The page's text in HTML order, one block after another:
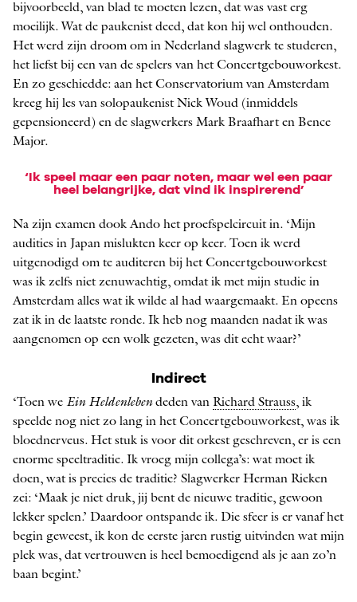
bijvoorbeeld, van blad te moeten lezen, dat was vast erg
moeilijk. Wat de paukenist deed, dat kon hij wel onthouden.
Het werd zijn droom om in Nederland slagwerk te studeren,
het liefst bij een van de spelers van het Concertgebouworkest.
En zo geschiedde: aan het Conservatorium van Amsterdam
kreeg hij les van solopaukenist Nick Woud (inmiddels
gepensioneerd) en de slagwerkers Mark Braaf­hart en Ben­ce
Major.
‘Ik speel maar een paar noten, maar wel een paar
heel belangrijke, dat vind ik inspirerend’
Na zijn examen dook Ando het proefspelcircuit in. ‘Mijn
audities in Japan mislukten keer op keer. Toen ik werd
uitgenodigd om te auditeren bij het Concertgebouworkest
was ik zelfs niet zenuwachtig, omdat ik met mijn studie in
Amsterdam alles wat ik wilde al had waargemaakt. En opeens
zat ik in de laatste ronde. Ik heb nog maanden nadat ik was
aangenomen op een wolk gezeten, was dit echt waar?’
Indirect
‘Toen we Ein Heldenlebendeden van Richard Strauss, ik
speelde nog niet zo lang in het Concertgebouworkest, was ik
bloednerveus. Het stuk is voor dit orkest geschreven, er is een
enorme speeltraditie. Ik vroeg mijn collega’s: wat moet ik
doen, wat is precies de traditie? Slagwerker Herman Rie­ken
zei: ‘Maak je niet druk, jij bent de nieuwe traditie, gewoon
lekker spelen.’ Daardoor ontspande ik. Die sfeer is er vanaf het
begin geweest, ik kon de eerste jaren rustig uitvinden wat mijn
plek was, dat vertrouwen is heel bemoedigend als je aan zo’n
baan begint.’